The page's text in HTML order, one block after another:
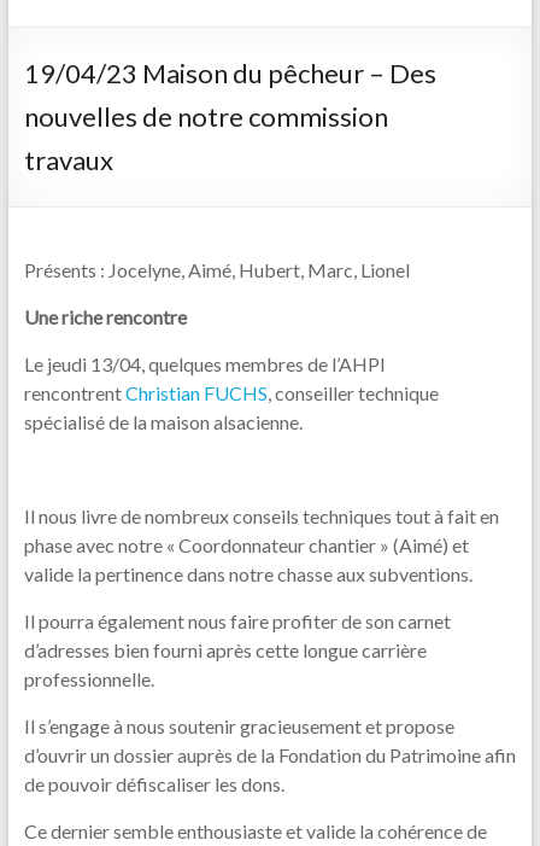
19/04/23 Maison du pêcheur – Des
nouvelles de notre commission
travaux
Présents : Jocelyne, Aimé, Hubert, Marc, Lionel
Une riche rencontre
Le jeudi 13/04, quelques membres de l’AHPI
rencontrentChristian FUCHS, conseiller technique
spécialisé de la maison alsacienne.
Il nous livre de nombreux conseils techniques tout à fait en
phase avec notre « Coordonnateur chantier » (Aimé) et
valide la pertinence dans notre chasse aux subventions.
Il pourra également nous faire profiter de son carnet
d’adresses bien fourni après cette longue carrière
professionnelle.
Il s’engage à nous soutenir gracieusement et propose
d’ouvrir un dossier auprès de la Fondation du Patrimoine afin
de pouvoir défiscaliser les dons.
Ce dernier semble enthousiaste et valide la cohérence de